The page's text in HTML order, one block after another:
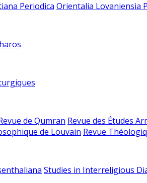
Periodica Orientalia Lovaniensia
de Qumran Revue des Études
de Louvain Revue
Studies in Interreligious